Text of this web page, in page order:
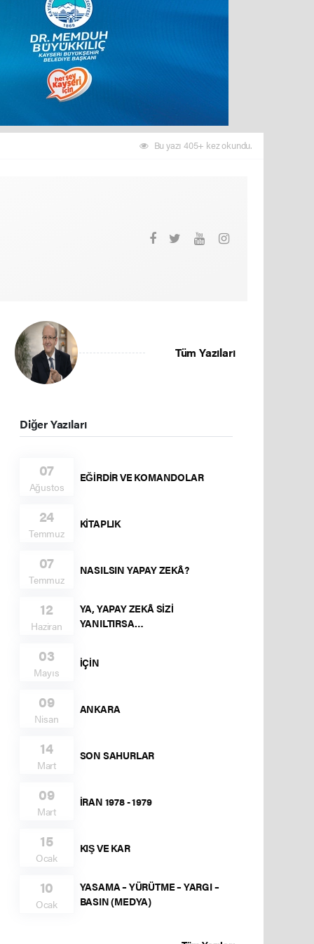
Bu yazı 405+ kez okundu.
Tüm Yazıları
Diğer Yazıları
07
Ağustos
EĞİRDİR VE KOMANDOLAR
24
Temmuz
KİTAPLIK
07
Temmuz
NASILSIN YAPAY ZEKÂ?
12
Haziran
YA, YAPAY ZEKÂ SİZİ
YANILTIRSA…
03
Mayıs
İÇİN
09
Nisan
ANKARA
14
Mart
SON SAHURLAR
09
Mart
İRAN 1978 - 1979
15
Ocak
KIŞ VE KAR
10
Ocak
YASAMA – YÜRÜTME – YARGI –
BASIN (MEDYA)